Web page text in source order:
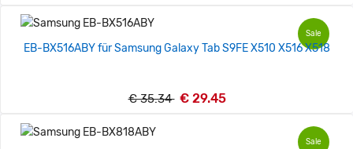
Sale
EB-BX516ABY für Samsung Galaxy Tab S9FE X510 X516 X518
€ 35.34 € 29.45
Sale